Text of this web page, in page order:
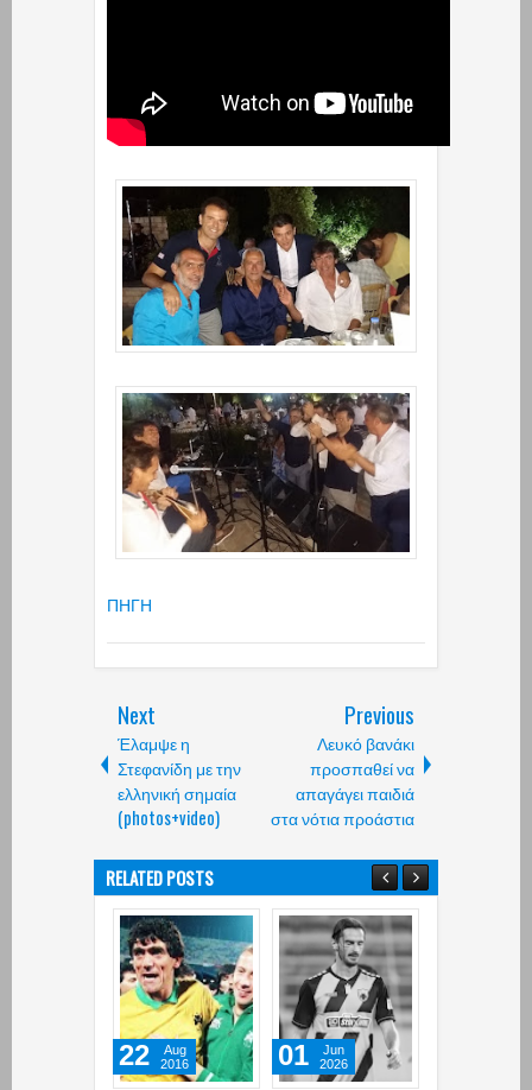
ΠΗΓΗ
Next
Έλαμψε η
Στεφανίδη με την
ελληνική σημαία
(photos+video)
Previous
Λευκό βανάκι
προσπαθεί να
απαγάγει παιδιά
στα νότια προάστια
RELATED POSTS
22
Aug
2016
01
Jun
2026